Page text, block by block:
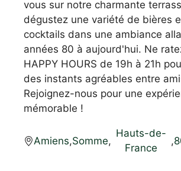
vous sur notre charmante
dégustez une variété de bières
cocktails dans une ambiance
années 80 à aujourd'hui. Ne
HAPPY HOURS de 19h à 21h
des instants agréables entre
Rejoignez-nous pour une
mémorable !
Amiens,Somme,
Hauts-de-
France
,